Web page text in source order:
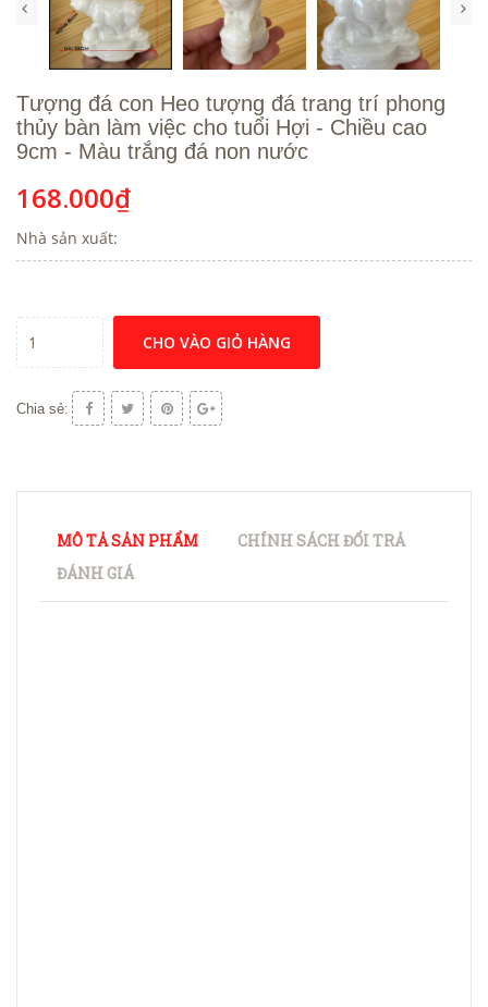
Tượng đá con Heo tượng đá trang trí phong
thủy bàn làm việc cho tuổi Hợi - Chiều cao
9cm - Màu trắng đá non nước
168.000₫
Nhà sản xuất:
CHO VÀO GIỎ HÀNG
Chia sẻ:
MÔ TẢ SẢN PHẨM
CHÍNH SÁCH ĐỔI TRẢ
ĐÁNH GIÁ